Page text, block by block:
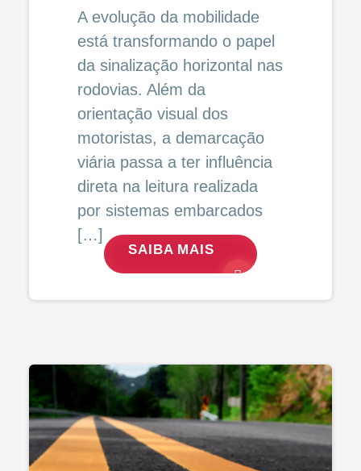
A evolução da mobilidade
está transformando o papel
da sinalização horizontal nas
rodovias. Além da
orientação visual dos
motoristas, a demarcação
viária passa a ter influência
direta na leitura realizada
por sistemas embarcados
[…]
SAIBA MAIS